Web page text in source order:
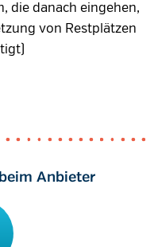
die danach eingehen,
von Restplätzen
Anbieter